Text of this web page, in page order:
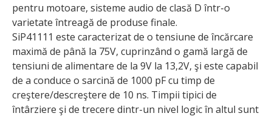
pentru motoare, sisteme audio de clasă D într-o
varietate întreagă de produse finale.
SiP41111 este caracterizat de o tensiune de încărcare
maximă de până la 75V, cuprinzând o gamă largă de
tensiuni de alimentare de la 9V la 13,2V, şi este capabil
de a conduce o sarcină de 1000 pF cu timp de
creştere/descreştere de 10 ns. Timpii tipici de
întârziere şi de trecere dintr-un nivel logic în altul sunt